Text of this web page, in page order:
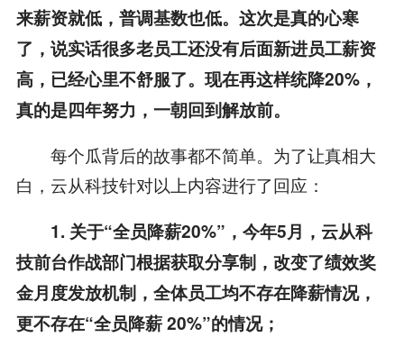
来薪资就低，普调基数也低。这次是真的心寒
了，说实话很多老员工还没有后面新进员工薪资
高，已经心里不舒服了。现在再这样统降20%，
真的是四年努力，一朝回到解放前。
每个瓜背后的故事都不简单。为了让真相大
白，云从科技针对以上内容进行了回应：
1. 关于“全员降薪20%”，今年5月，云从科
技前台作战部门根据获取分享制，改变了绩效奖
金月度发放机制，全体员工均不存在降薪情况，
更不存在“全员降薪 20%”的情况；